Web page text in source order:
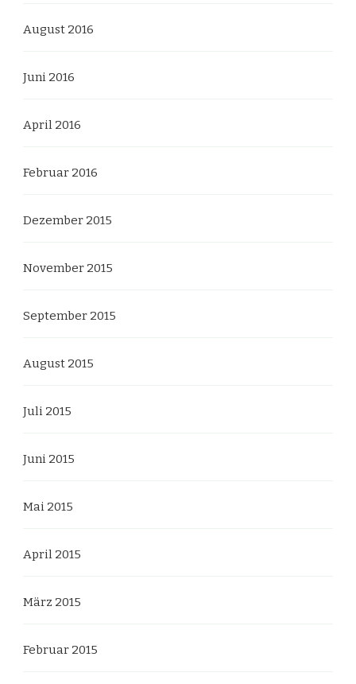
August 2016
Juni 2016
April 2016
Februar 2016
Dezember 2015
November 2015
September 2015
August 2015
Juli 2015
Juni 2015
Mai 2015
April 2015
März 2015
Februar 2015